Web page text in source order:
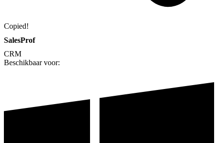
Copied!
SalesProf
CRM
Beschikbaar voor: